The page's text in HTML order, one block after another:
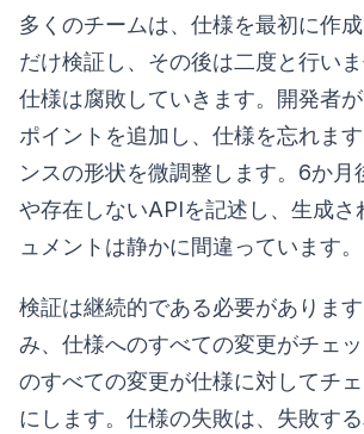
多くのチームは、仕様を最初に作
だけ検証し、その後は二度と行い
仕様は腐敗していきます。開発者
ポイントを追加し、仕様を忘れま
ンスの形状を微調整します。6か月
や存在しないAPIを記述し、生成さ
ュメントは静かに間違っています。
検証は継続的である必要がありま
み、仕様へのすべての変更がチェ
のすべての変更が仕様に対してチ
にします。仕様の失敗は、失敗す